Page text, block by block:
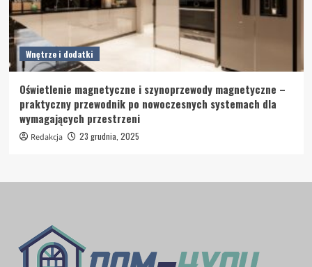
Wnętrze i dodatki
Oświetlenie magnetyczne i szynoprzewody magnetyczne –
praktyczny przewodnik po nowoczesnych systemach dla
wymagających przestrzeni
Redakcja 23 grudnia, 2025